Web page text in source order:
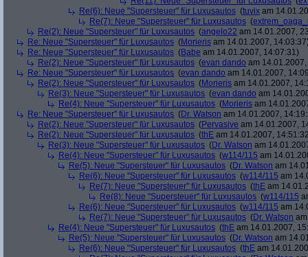
Re(6): Neue "Supersteuer" für Luxusautos (tuvix am
Re(7): Neue "Supersteuer" für Luxusautos (
Re(2): Neue "Supersteuer" für Luxusautos (angelo22 am 14.01.2007,
Re: Neue "Supersteuer" für Luxusautos (Morieris am 14.01.2007,
Re: Neue "Supersteuer" für Luxusautos (Babe am 14.01.2007, 14:07:31)
Re(2): Neue "Supersteuer" für Luxusautos (evan dando am
Re: Neue "Supersteuer" für Luxusautos (evan dando am 14.01.2007,
Re(2): Neue "Supersteuer" für Luxusautos (Morieris am 14.01.2007,
Re(3): Neue "Supersteuer" für Luxusautos (evan dando am
Re(4): Neue "Supersteuer" für Luxusautos (Morieris am
Re: Neue "Supersteuer" für Luxusautos (Dr. Watson am 14.01.2007,
Re(2): Neue "Supersteuer" für Luxusautos (Pervasive am 14.01.2007,
Re(2): Neue "Supersteuer" für Luxusautos (thE am 14.01.2007,
Re(3): Neue "Supersteuer" für Luxusautos (Dr. Watson am
Re(4): Neue "Supersteuer" für Luxusautos (w114/115 am
Re(5): Neue "Supersteuer" für Luxusautos (Dr. Watson am
Re(6): Neue "Supersteuer" für Luxusautos (w114/115 am
Re(7): Neue "Supersteuer" für Luxusautos (thE am
Re(8): Neue "Supersteuer" für Luxusautos (w114/115
Re(6): Neue "Supersteuer" für Luxusautos (w114/115 am
Re(7): Neue "Supersteuer" für Luxusautos (Dr. Watson
Re(4): Neue "Supersteuer" für Luxusautos (thE am 14.01.2007,
Re(5): Neue "Supersteuer" für Luxusautos (Dr. Watson am
Re(6): Neue "Supersteuer" für Luxusautos (thE am